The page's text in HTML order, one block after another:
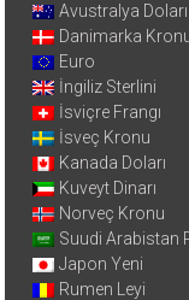
Avustralya Doları
Danimarka
Euro
İngiliz Sterlini
İsviçre Frangı
İsveç Kronu
Kanada Doları
Kuveyt Dinarı
Norveç Kronu
Suudi Arabistan
Japon Yeni
Rumen Leyi